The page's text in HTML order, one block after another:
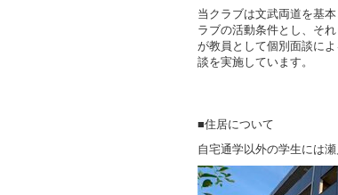
当クラブは文武両道を基
ラブの活動条件とし、そ
が教員として個別面談に
談を実施しています。
■住居について
自宅通学以外の学生には